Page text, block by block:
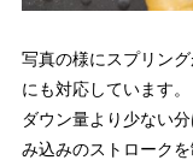
写真の様にスプリン
にも対応しています。
ダウン量より少ない
み込みのストロークを